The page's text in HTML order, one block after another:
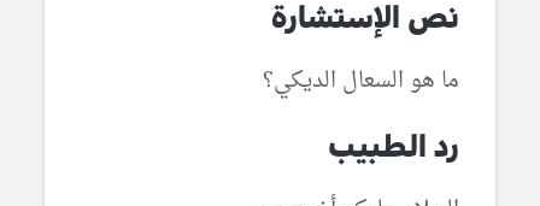
نص الإستشارة
ما هو السعال الديكي؟
رد الطبيب